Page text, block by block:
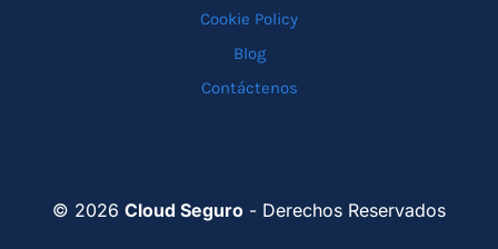
Cookie Policy
Blog
Contáctenos
© 2026 Cloud Seguro - Derechos Reservados